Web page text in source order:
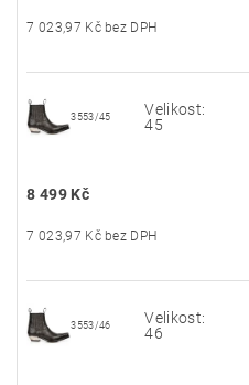
7 023,97 Kč bez DPH
3553/45
Velikost:
45
8 499 Kč
7 023,97 Kč bez DPH
3553/46
Velikost:
46